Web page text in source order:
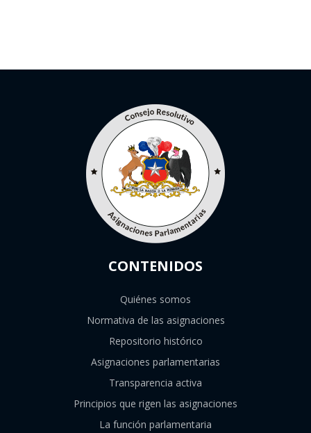
CONTENIDOS
Quiénes somos
Normativa de las asignaciones
Repositorio histórico
Asignaciones parlamentarias
Transparencia activa
Principios que rigen las asignaciones
La función parlamentaria